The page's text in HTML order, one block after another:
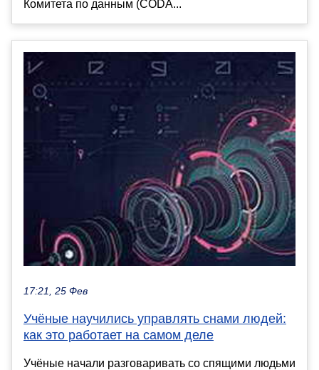
Комитета по данным (CODA...
17:21, 25 Фев
Учёные научились управлять снами людей:
как это работает на самом деле
Учёные начали разговаривать со спящими людьми